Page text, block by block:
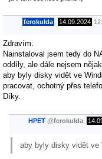
ferokulda 14.09.2024
Zdravím.
Nainstaloval jsem tedy do
oddíly, ale dále nejsem
aby byly disky vidět ve
pracovat, ochotný přes
Díky.
HPET @ferokulda
aby byly disky vidět ve